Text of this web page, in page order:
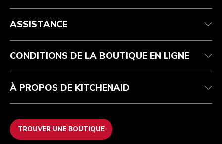
Health Check
Suivez votre commande
Garantie et documents
FAQ
Conditions générales de vente
Retours et remboursements
Imprint
ODR
La marque
Trouver une boutique
ASSISTANCE
CONDITIONS DE LA BOUTIQUE EN LIGNE
À PROPOS DE KITCHENAID
TROUVER UNE BOUTIQUE